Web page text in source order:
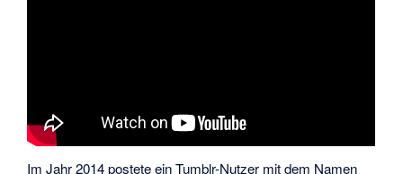
Im Jahr 2014 postete ein Tumblr-Nutzer mit dem Namen